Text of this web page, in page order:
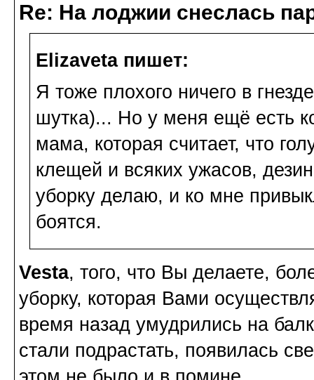
Re: На лоджии снеслась
Elizaveta пишет:
Я тоже плохого ничего в
шутка)... Но у меня ещё есть
мама, которая считает, что
клещей и всяких ужасов,
уборку делаю, и ко мне
боятся.
Vesta, того, что Вы делаете,
уборку, которая Вами
время назад умудрились на
стали подрастать, появилась